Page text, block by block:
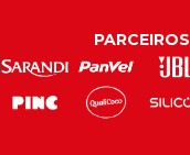
PARCEIROS